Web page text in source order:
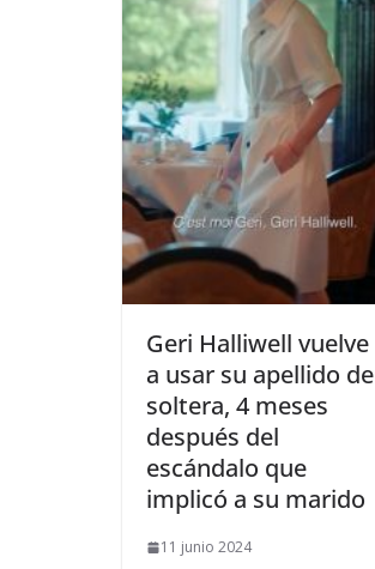
​Geri Halliwell vuelve
a usar su apellido de
soltera, 4 meses
después del
escándalo que
implicó a su marido
11 junio 2024